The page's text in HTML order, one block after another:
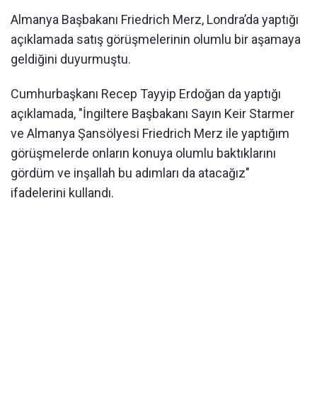
Almanya Başbakanı Friedrich Merz, Londra’da yaptığı
açıklamada satış görüşmelerinin olumlu bir aşamaya
geldiğini duyurmuştu.
Cumhurbaşkanı Recep Tayyip Erdoğan da yaptığı
açıklamada, "İngiltere Başbakanı Sayın Keir Starmer
ve Almanya Şansölyesi Friedrich Merz ile yaptığım
görüşmelerde onların konuya olumlu baktıklarını
gördüm ve inşallah bu adımları da atacağız"
ifadelerini kullandı.